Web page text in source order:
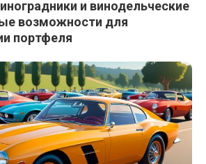
и винодельческие
возможности для
портфеля